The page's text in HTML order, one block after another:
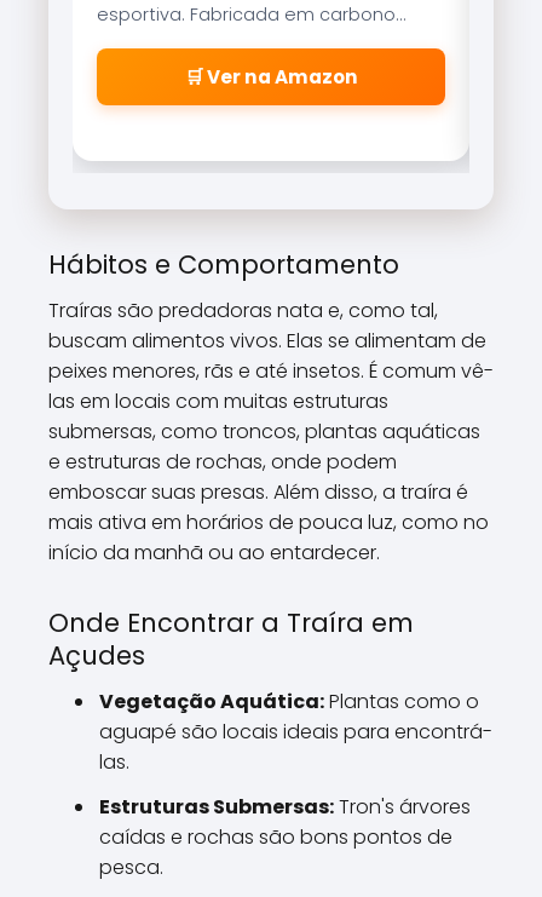
esportiva. Fabricada em carbono
aeroglass, oferece sensibilidade
incrível para fisgadas precisas.
🛒 Ver na Amazon
Hábitos e Comportamento
Traíras são predadoras nata e, como tal,
buscam alimentos vivos. Elas se alimentam de
peixes menores, rãs e até insetos. É comum vê-
las em locais com muitas estruturas
submersas, como troncos, plantas aquáticas
e estruturas de rochas, onde podem
emboscar suas presas. Além disso, a traíra é
mais ativa em horários de pouca luz, como no
início da manhã ou ao entardecer.
Onde Encontrar a Traíra em
Açudes
Vegetação Aquática:Plantas como o
aguapé são locais ideais para encontrá-
las.
Estruturas Submersas:Tron's árvores
caídas e rochas são bons pontos de
pesca.